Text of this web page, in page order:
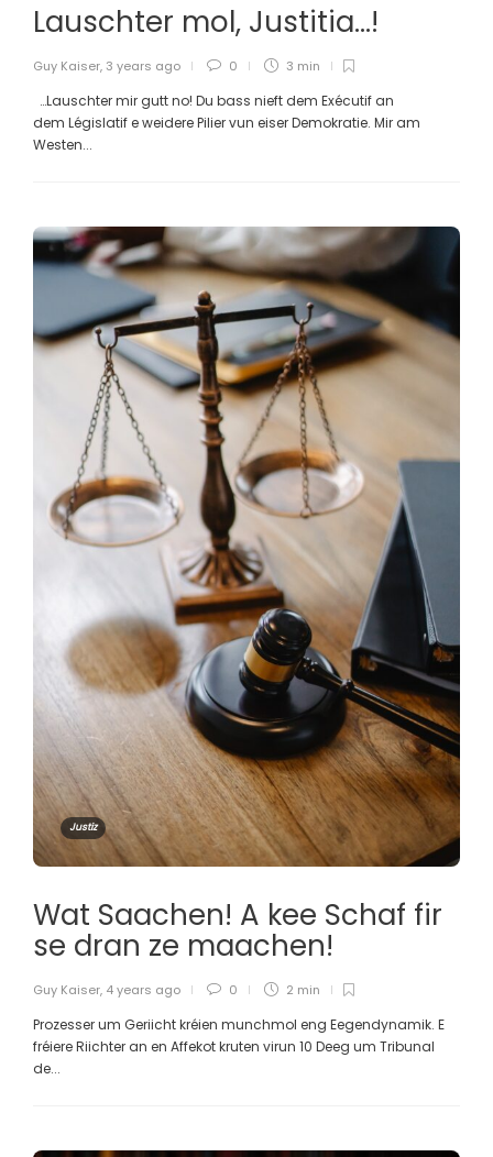
Lauschter mol, Justitia…!
Guy Kaiser, 3 years ago 0 3 min
…Lauschter mir gutt no! Du bass nieft dem Exécutif an
dem Législatif e weidere Pilier vun eiser Demokratie. Mir am
Westen...
Justiz
Wat Saachen! A kee Schaf fir
se dran ze maachen!
Guy Kaiser, 4 years ago 0 2 min
Prozesser um Geriicht kréien munchmol eng Eegendynamik. E
fréiere Riichter an en Affekot kruten virun 10 Deeg um Tribunal
de...